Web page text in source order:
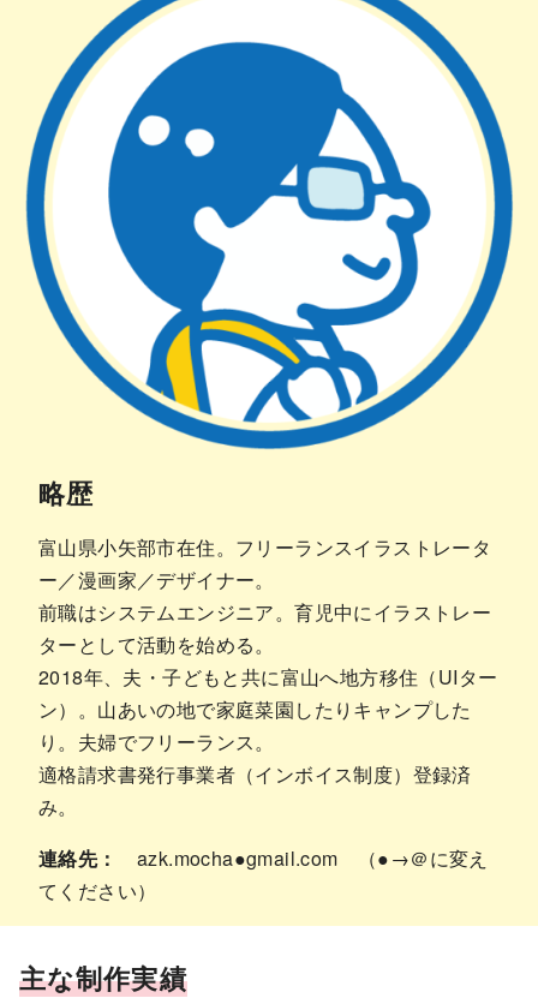
略歴
富山県小矢部市在住。フリーランスイラストレータ
ー／漫画家／デザイナー。
前職はシステムエンジニア。育児中にイラストレー
ターとして活動を始める。
2018年、夫・子どもと共に富山へ地方移住（UIター
ン）。山あいの地で家庭菜園したりキャンプした
り。夫婦でフリーランス。
適格請求書発行事業者（インボイス制度）登録済
み。
連絡先：
azk.mocha●gmail.com （●→＠に変え
てください）
主な制作実績